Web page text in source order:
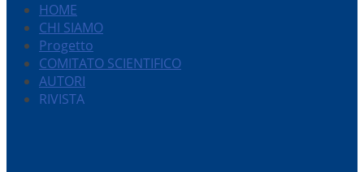
HOME
CHI SIAMO
Progetto
COMITATO SCIENTIFICO
AUTORI
RIVISTA